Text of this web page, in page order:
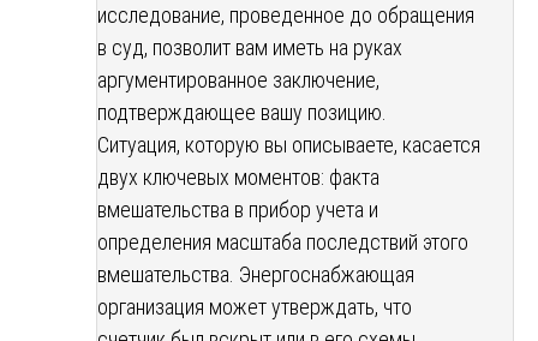
исследование, проведенное до обращения
в суд, позволит вам иметь на руках
аргументированное заключение,
подтверждающее вашу позицию.
Ситуация, которую вы описываете, касается
двух ключевых моментов: факта
вмешательства в прибор учета и
определения масштаба последствий этого
вмешательства. Энергоснабжающая
организация может утверждать, что